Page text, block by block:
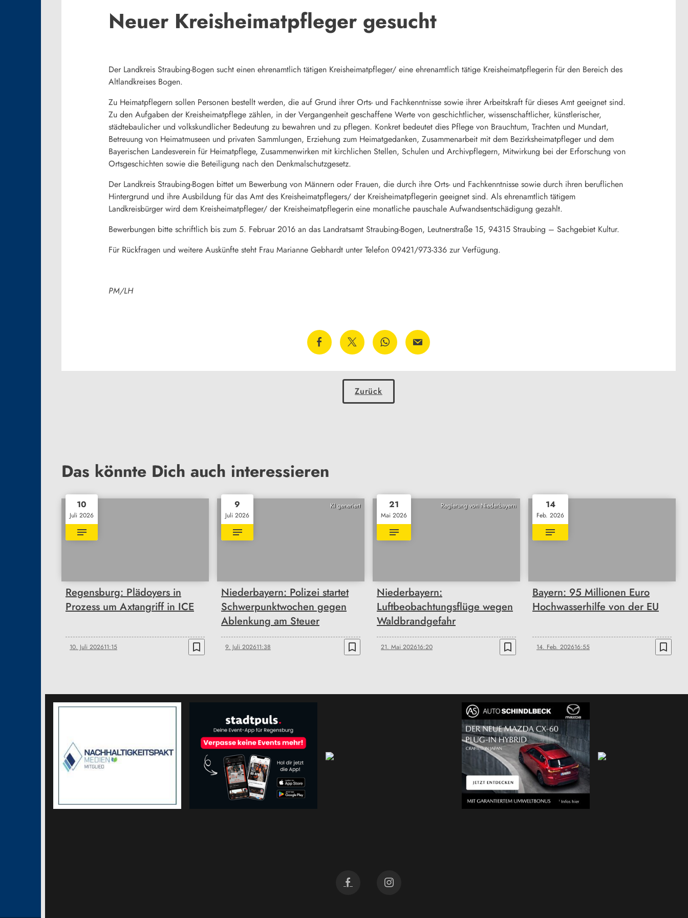
Neuer Kreisheimatpfleger gesucht
Der Landkreis Straubing-Bogen sucht einen ehrenamtlich tätigen Kreisheimatpfleger/ eine ehrenamtlich tätige Kreisheimatpflegerin für den Bereich des
Altlandkreises Bogen.
Zu Heimatpflegern sollen Personen bestellt werden, die auf Grund ihrer Orts- und Fachkenntnisse sowie ihrer Arbeitskraft für dieses Amt geeignet sind.
Zu den Aufgaben der Kreisheimatpflege zählen, in der Vergangenheit geschaffene Werte von geschichtlicher, wissenschaftlicher, künstlerischer,
städtebaulicher und volkskundlicher Bedeutung zu bewahren und zu pflegen. Konkret bedeutet dies Pflege von Brauchtum, Trachten und Mundart,
Betreuung von Heimatmuseen und privaten Sammlungen, Erziehung zum Heimatgedanken, Zusammenarbeit mit dem Bezirksheimatpfleger und dem
Bayerischen Landesverein für Heimatpflege, Zusammenwirken mit kirchlichen Stellen, Schulen und Archivpflegern, Mitwirkung bei der Erforschung von
Ortsgeschichten sowie die Beteiligung nach den Denkmalschutzgesetz.
Der Landkreis Straubing-Bogen bittet um Bewerbung von Männern oder Frauen, die durch ihre Orts- und Fachkenntnisse sowie durch ihren beruflichen
Hintergrund und ihre Ausbildung für das Amt des Kreisheimatpflegers/ der Kreisheimatpflegerin geeignet sind. Als ehrenamtlich tätigem
Landkreisbürger wird dem Kreisheimatpfleger/ der Kreisheimatpflegerin eine monatliche pauschale Aufwandsentschädigung gezahlt.
Bewerbungen bitte schriftlich bis zum 5. Februar 2016 an das Landratsamt Straubing-Bogen, Leutnerstraße 15, 94315 Straubing – Sachgebiet Kultur.
Für Rückfragen und weitere Auskünfte steht Frau Marianne Gebhardt unter Telefon 09421/973-336 zur Verfügung.
PM/LH
Zurück
Das könnte Dich auch interessieren
10
Juli 2026
Regensburg: Plädoyers in
Prozess um Axtangriff in ICE
10. Juli 202611:15 bookmark_border
KI generiert
9
Juli 2026
Niederbayern: Polizei startet
Schwerpunktwochen gegen
Ablenkung am Steuer
9. Juli 202611:38 bookmark_border
Regierung von Niederbayern
21
Mai 2026
Niederbayern:
Luftbeobachtungsflüge wegen
Waldbrandgefahr
21. Mai 202616:20 bookmark_border
14
Feb. 2026
Bayern: 95 Millionen Euro
Hochwasserhilfe von der EU
14. Feb. 202616:55 bookmark_border